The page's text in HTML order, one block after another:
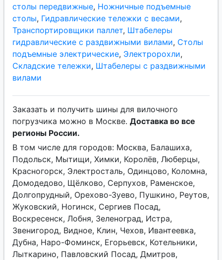
столы передвижные, Ножничные подъемные
столы, Гидравлические тележки с весами,
Транспортировщики паллет, Штабелеры
гидравлические с раздвижными вилами, Столы
подъемные электрические, Электророхли,
Складские тележки, Штабелеры с раздвижными
вилами
Заказать и получить шины для вилочного
погрузчика можно в Москве. Доставка во все
регионы России.
В том числе для городов: Москва, Балашиха,
Подольск, Мытищи, Химки, Королёв, Люберцы,
Красногорск, Электросталь, Одинцово, Коломна,
Домодедово, Щёлково, Серпухов, Раменское,
Долгопрудный, Орехово-Зуево, Пушкино, Реутов,
Жуковский, Ногинск, Сергиев Посад,
Воскресенск, Лобня, Зеленоград, Истра,
Звенигород, Видное, Клин, Чехов, Ивантеевка,
Дубна, Наро-Фоминск, Егорьевск, Котельники,
Лыткарино, Павловский Посад, Дмитров,